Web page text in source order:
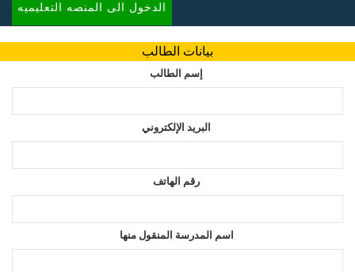
الدخول الى المنصه التعليميه
بيانات الطالب
إسم الطالب
البريد الإلكتروني
رقم الهاتف
اسم المدرسة المنقول منها